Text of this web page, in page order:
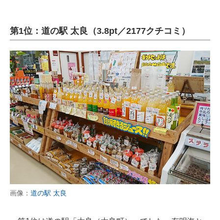
第1位：道の駅 太良（3.8pt／2177クチコミ）
画像： 道の駅 太良